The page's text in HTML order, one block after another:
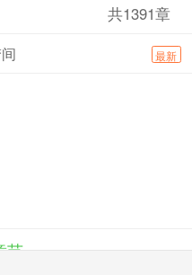
他的性命，夷国对他虎视
在的大地主罢了。
共1391章
最新
节